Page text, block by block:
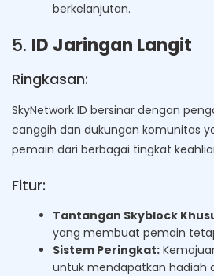
berkelanjutan.
5. ID Jaringan Langit
Ringkasan:
SkyNetwork ID bersinar dengan
canggih dan dukungan komunitas
pemain dari berbagai tingkat
Fitur:
Tantangan Skyblock
yang membuat pemain
Sistem Peringkat:
untuk mendapatkan hadiah